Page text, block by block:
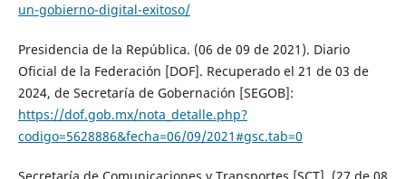
un-gobierno-digital-exitoso/
Presidencia de la República. (06 de 09 de 2021). Diario
Oficial de la Federación [DOF]. Recuperado el 21 de 03 de
2024, de Secretaría de Gobernación [SEGOB]:
https://dof.gob.mx/nota_detalle.php?
codigo=5628886&fecha=06/09/2021#gsc.tab=0